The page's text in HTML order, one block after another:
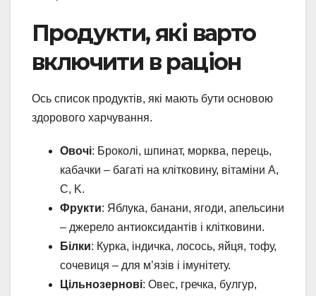
Продукти, які варто
включити в раціон
Ось список продуктів, які мають бути основою
здорового харчування.
Овочі: Броколі, шпинат, морква, перець,
кабачки – багаті на клітковину, вітаміни A,
C, K.
Фрукти: Яблука, банани, ягоди, апельсини
– джерело антиоксидантів і клітковини.
Білки: Курка, індичка, лосось, яйця, тофу,
сочевиця – для м’язів і імунітету.
Цільнозернові: Овес, гречка, булгур,